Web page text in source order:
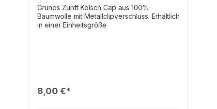
Grünes Zunft Kölsch Cap aus 100%
Baumwolle mit Metallclipverschluss. Erhältlich
in einer Einheitsgröße
8,00 €*